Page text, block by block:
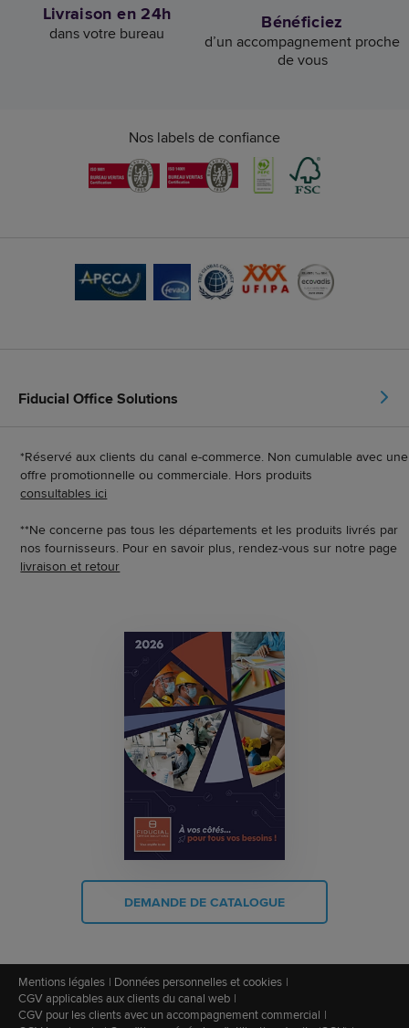
Livraison en 24h
dans votre bureau Bénéficiez
d’un accompagnement proche
de vous
Nos labels de confiance
Fiducial Office Solutions
*Réservé aux clients du canal e-commerce. Non cumulable avec une
offre promotionnelle ou commerciale. Hors produits
consultables ici
**Ne concerne pas tous les départements et les produits livrés par
nos fournisseurs. Pour en savoir plus, rendez-vous sur notre page
livraison et retour
DEMANDE DE CATALOGUE
Mentions légales
Données personnelles et cookies
CGV applicables aux clients du canal web
CGV pour les clients avec un accompagnement commercial